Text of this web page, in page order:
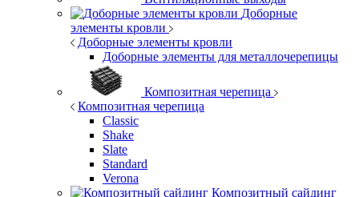
Доборные
элементы кровли
Доборные элементы кровли
Доборные элементы для металлочерепицы
Композитная черепица
Композитная черепица
Classic
Shake
Slate
Standard
Verona
Композитный сайдинг